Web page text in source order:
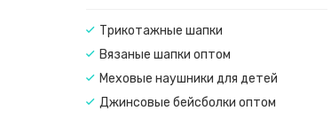
Трикотажные шапки
Вязаные шапки оптом
Меховые наушники для детей
Джинсовые бейсболки оптом